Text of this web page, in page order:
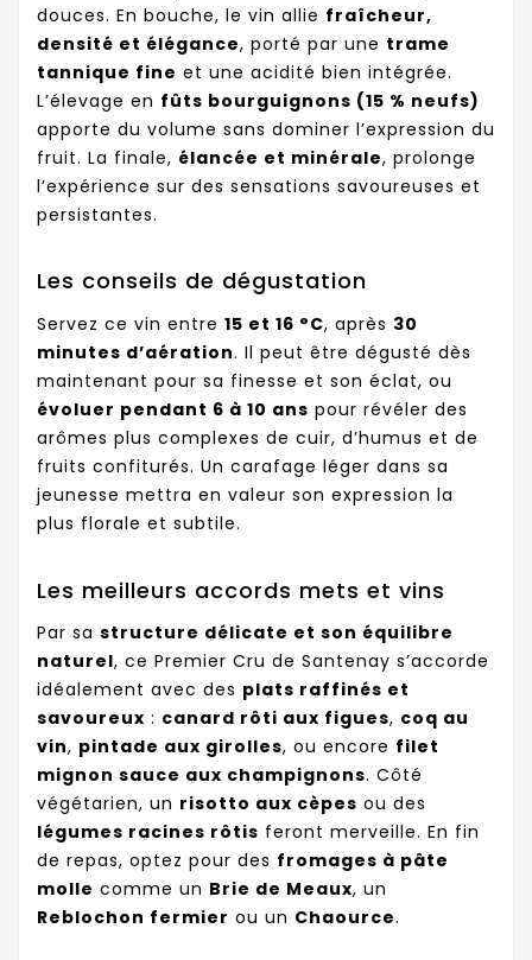
douces. En bouche, le vin allie fraîcheur,
densité et élégance, porté par une trame
tannique fine et une acidité bien intégrée.
L’élevage en fûts bourguignons (15 % neufs)
apporte du volume sans dominer l’expression du
fruit. La finale, élancée et minérale, prolonge
l’expérience sur des sensations savoureuses et
persistantes.
Les conseils de dégustation
Servez ce vin entre 15 et 16 °C, après 30
minutes d’aération. Il peut être dégusté dès
maintenant pour sa finesse et son éclat, ou
évoluer pendant 6 à 10 ans pour révéler des
arômes plus complexes de cuir, d’humus et de
fruits confiturés. Un carafage léger dans sa
jeunesse mettra en valeur son expression la
plus florale et subtile.
Les meilleurs accords mets et vins
Par sa structure délicate et son équilibre
naturel, ce Premier Cru de Santenay s’accorde
idéalement avec des plats raffinés et
savoureux : canard rôti aux figues, coq au
vin, pintade aux girolles, ou encore filet
mignon sauce aux champignons. Côté
végétarien, un risotto aux cèpes ou des
légumes racines rôtis feront merveille. En fin
de repas, optez pour des fromages à pâte
molle comme un Brie de Meaux, un
Reblochon fermier ou un Chaource.